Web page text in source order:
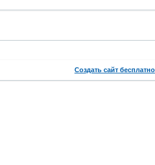
Создать сайт бесплатно